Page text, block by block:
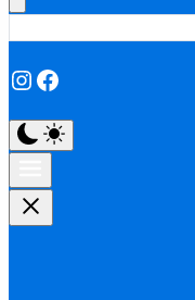
Instagram
Facebook